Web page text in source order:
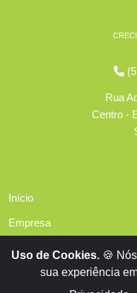
Rua
Centro -
Início
Empresa
Financiamentos
Uso de Cookies. 🍪
sua experiência